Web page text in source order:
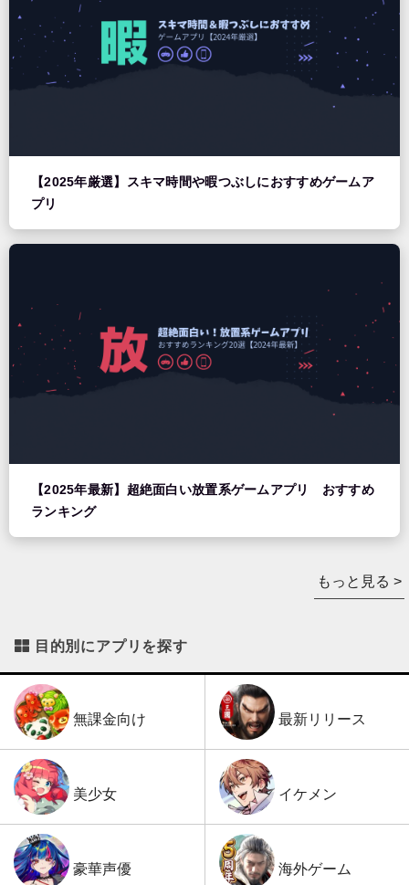
【2025年厳選】スキマ時間や暇つぶしにおすすめゲームア
プリ
【2025年最新】超絶面白い放置系ゲームアプリ おすすめ
ランキング
もっと見る >
目的別にアプリを探す
無課金向け 最新リリース
美少女 イケメン
豪華声優 海外ゲーム